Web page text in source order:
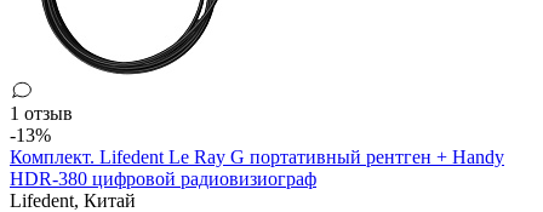
1 отзыв
-13%
Комплект. Lifedent Le Ray G портативный рентген + Handy
HDR-380 цифровой радиовизиограф
Lifedent, Китай